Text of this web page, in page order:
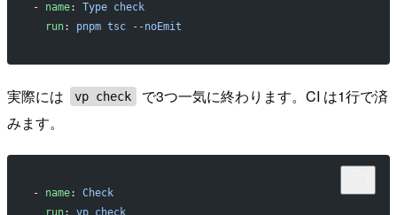
- name: Type check
  run
: pnpm tsc --noEmit
実際には vp check
で3つ一気に終わります。CI は1行で済
みます。
- name: Check
  run
: vp check